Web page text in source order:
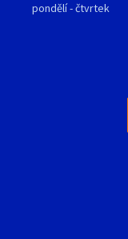
pondělí - čtvrtek